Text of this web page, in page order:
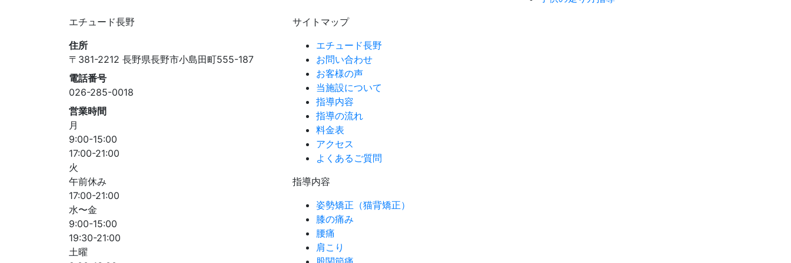
エチュード長野
住所
〒381-2212 長野県長野市小島田町555-187
電話番号
026-285-0018
営業時間
月
9:00-15:00
17:00-21:00
火
午前休み
17:00-21:00
水〜金
9:00-15:00
19:30-21:00
土曜
サイトマップ
エチュード長野
お問い合わせ
お客様の声
当施設について
指導内容
指導の流れ
料金表
アクセス
よくあるご質問
指導内容
姿勢矯正（猫背矯正）
膝の痛み
腰痛
肩こり